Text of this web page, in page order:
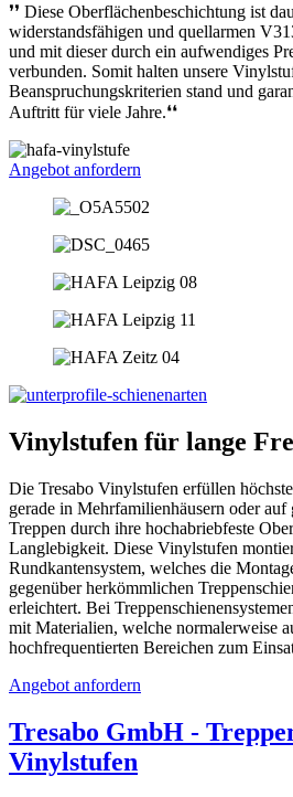
❜❜ Diese Oberflächenbeschichtung ist
widerstandsfähigen und quellarmen
und mit dieser durch ein aufwendiges
verbunden. Somit halten unsere
Beanspruchungskriterien stand und
Auftritt für viele Jahre.❛❛
Angebot anfordern
Vinylstufen für lange
Die Tresabo Vinylstufen erfüllen
gerade in Mehrfamilienhäusern oder
Treppen durch ihre hochabriebfeste
Langlebigkeit. Diese Vinylstufen
Rundkantensystem, welches die
gegenüber herkömmlichen
erleichtert. Bei
mit Materialien, welche normalerweise
hochfrequentierten Bereichen zum
Angebot anfordern
Tresabo GmbH -
Vinylstufen